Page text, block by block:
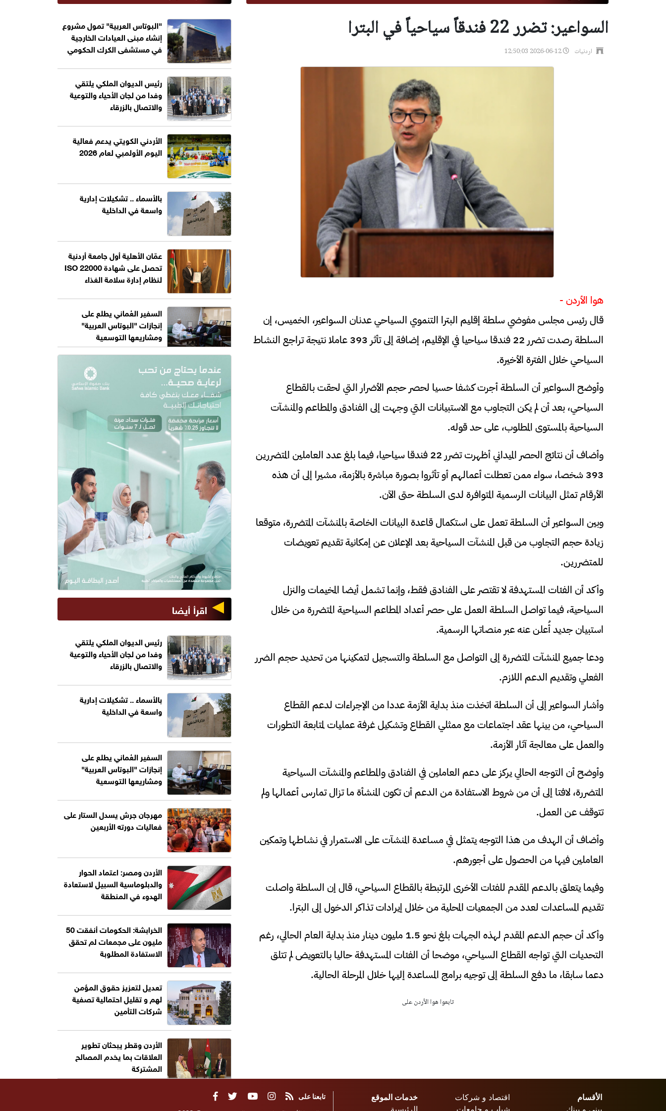
السواعير: تضرر 22 فندقاً سياحياً في البترا
اردنيات 2026-06-12 12:50:03
هوا الأردن -
قال رئيس مجلس مفوضي سلطة إقليم البترا التنموي السياحي عدنان السواعير، الخميس، إن
السلطة رصدت تضرر 22 فندقا سياحيا في الإقليم، إضافة إلى تأثر 393 عاملا نتيجة تراجع النشاط
السياحي خلال الفترة الأخيرة.
وأوضح السواعير أن السلطة أجرت كشفا حسيا لحصر حجم الأضرار التي لحقت بالقطاع
السياحي، بعد أن لم يكن التجاوب مع الاستبيانات التي وجهت إلى الفنادق والمطاعم والمنشآت
السياحية بالمستوى المطلوب، على حد قوله.
وأضاف أن نتائج الحصر الميداني أظهرت تضرر 22 فندقا سياحيا، فيما بلغ عدد العاملين المتضررين
393 شخصا، سواء ممن تعطلت أعمالهم أو تأثروا بصورة مباشرة بالأزمة، مشيرا إلى أن هذه
الأرقام تمثل البيانات الرسمية المتوافرة لدى السلطة حتى الآن.
وبين السواعير أن السلطة تعمل على استكمال قاعدة البيانات الخاصة بالمنشآت المتضررة، متوقعا
زيادة حجم التجاوب من قبل المنشآت السياحية بعد الإعلان عن إمكانية تقديم تعويضات
للمتضررين.
وأكد أن الفئات المستهدفة لا تقتصر على الفنادق فقط، وإنما تشمل أيضا المخيمات والنزل
السياحية، فيما تواصل السلطة العمل على حصر أعداد المطاعم السياحية المتضررة من خلال
استبيان جديد أُعلن عنه عبر منصاتها الرسمية.
ودعا جميع المنشآت المتضررة إلى التواصل مع السلطة والتسجيل لتمكينها من تحديد حجم الضرر
الفعلي وتقديم الدعم اللازم.
وأشار السواعير إلى أن السلطة اتخذت منذ بداية الأزمة عددا من الإجراءات لدعم القطاع
السياحي، من بينها عقد اجتماعات مع ممثلي القطاع وتشكيل غرفة عمليات لمتابعة التطورات
والعمل على معالجة آثار الأزمة.
وأوضح أن التوجه الحالي يركز على دعم العاملين في الفنادق والمطاعم والمنشآت السياحية
المتضررة، لافتا إلى أن من شروط الاستفادة من الدعم أن تكون المنشأة ما تزال تمارس أعمالها ولم
تتوقف عن العمل.
وأضاف أن الهدف من هذا التوجه يتمثل في مساعدة المنشآت على الاستمرار في نشاطها وتمكين
العاملين فيها من الحصول على أجورهم.
وفيما يتعلق بالدعم المقدم للفئات الأخرى المرتبطة بالقطاع السياحي، قال إن السلطة واصلت
تقديم المساعدات لعدد من الجمعيات المحلية من خلال إيرادات تذاكر الدخول إلى البترا.
وأكد أن حجم الدعم المقدم لهذه الجهات بلغ نحو 1.5 مليون دينار منذ بداية العام الحالي، رغم
التحديات التي تواجه القطاع السياحي، موضحا أن الفئات المستهدفة حاليا بالتعويض لم تتلق
دعما سابقا، ما دفع السلطة إلى توجيه برامج المساعدة إليها خلال المرحلة الحالية.
تابعوا هوا الأردن على
"البوتاس العربية" تمول مشروع
إنشاء مبنى العيادات الخارجية
في مستشفى الكرك الحكومي
رئيس الديوان الملكي يلتقي
وفدا من لجان الأحياء والتوعية
والاتصال بالزرقاء
الأردني الكويتي يدعم فعالية
اليوم الأولمبي لعام 2026
بالأسماء .. تشكيلات إدارية
واسعة في الداخلية
عمّان الأهلية أول جامعة أردنية
تحصل على شهادة ISO 22000
لنظام إدارة سلامة الغذاء
السفير العُماني يطلع على
إنجازات "البوتاس العربية"
ومشاريعها التوسعية
اقرأ أيضا
رئيس الديوان الملكي يلتقي
وفدا من لجان الأحياء والتوعية
والاتصال بالزرقاء
بالأسماء .. تشكيلات إدارية
واسعة في الداخلية
السفير العُماني يطلع على
إنجازات "البوتاس العربية"
ومشاريعها التوسعية
مهرجان جرش يسدل الستار على
فعاليات دورته الأربعين
الأردن ومصر: اعتماد الحوار
والدبلوماسية السبيل لاستعادة
الهدوء في المنطقة
الخرابشة: الحكومات أنفقت 50
مليون على مجمعات لم تحقق
الاستفادة المطلوبة
تعديل لتعزيز حقوق المؤمن
لهم و تقليل احتمالية تصفية
شركات التأمين
الأردن وقطر يبحثان تطوير
العلاقات بما يخدم المصالح
المشتركة
الأقسام
بيني و بينك
اقتصاد و شركات
شباب و جامعات
خدمات الموقع
الرئيسية
تابعنا على